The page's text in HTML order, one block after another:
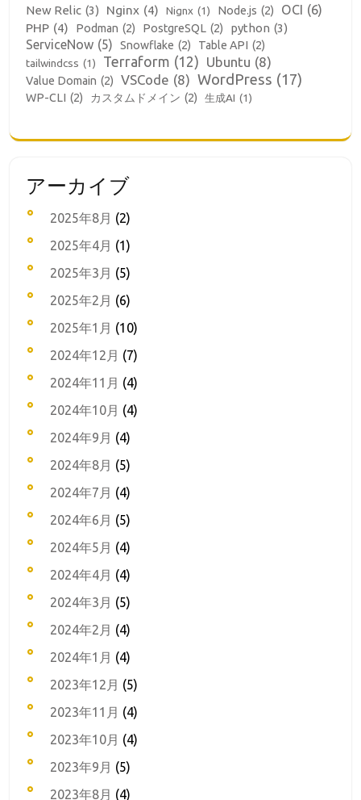
New Relic (3) Nginx (4) Nignx (1) Node.js (2) OCI (6)
PHP (4) Podman (2) PostgreSQL (2) python (3)
ServiceNow (5) Snowflake (2) Table API (2)
tailwindcss (1) Terraform (12) Ubuntu (8)
Value Domain (2) VSCode (8) WordPress (17)
WP-CLI (2) カスタムドメイン (2) 生成AI (1)
アーカイブ
2025年8月 (2)
2025年4月 (1)
2025年3月 (5)
2025年2月 (6)
2025年1月 (10)
2024年12月 (7)
2024年11月 (4)
2024年10月 (4)
2024年9月 (4)
2024年8月 (5)
2024年7月 (4)
2024年6月 (5)
2024年5月 (4)
2024年4月 (4)
2024年3月 (5)
2024年2月 (4)
2024年1月 (4)
2023年12月 (5)
2023年11月 (4)
2023年10月 (4)
2023年9月 (5)
2023年8月 (4)